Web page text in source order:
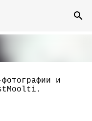
(Calvin
и